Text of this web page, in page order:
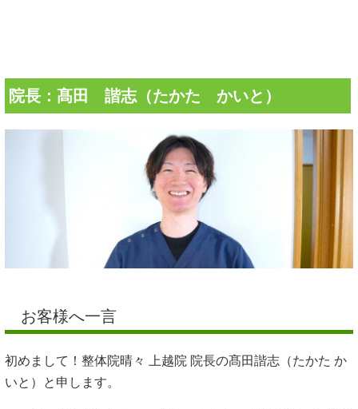
院長：髙田 諧志（たかた かいと）
お客様へ一言
初めまして！ 整体院晴々 上越院 院長の髙田諧志（たかた か
いと）と申します。